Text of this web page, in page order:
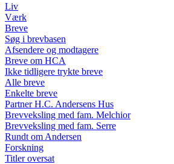
Liv
Værk
Breve
Søg i brevbasen
Afsendere og modtagere
Breve om HCA
Ikke tidligere trykte breve
Alle breve
Enkelte breve
Partner H.C. Andersens Hus
Brevveksling med fam. Melchior
Brevveksling med fam. Serre
Rundt om Andersen
Forskning
Titler oversat